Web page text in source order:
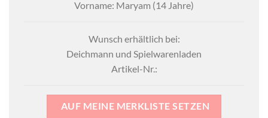
Vorname: Maryam (14 Jahre)
Wunsch erhältlich bei:
Deichmann und Spielwarenladen
Artikel-Nr.:
AUF MEINE MERKLISTE SETZEN